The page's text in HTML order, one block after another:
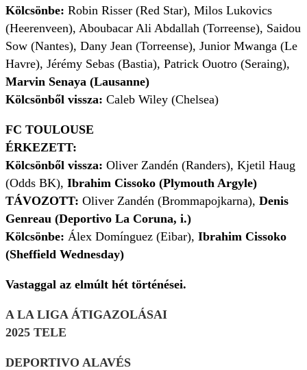
Kölcsönbe: Robin Risser (Red Star), Milos Lukovics
(Heerenveen), Aboubacar Ali Abdallah (Torreense), Saidou
Sow (Nantes), Dany Jean (Torreense), Junior Mwanga (Le
Havre), Jérémy Sebas (Bastia), Patrick Ouotro (Seraing),
Marvin Senaya (Lausanne)
Kölcsönből vissza: Caleb Wiley (Chelsea)
FC TOULOUSE
ÉRKEZETT:
Kölcsönből vissza: Oliver Zandén (Randers), Kjetil Haug
(Odds BK), Ibrahim Cissoko (Plymouth Argyle)
TÁVOZOTT: Oliver Zandén (Brommapojkarna), Denis
Genreau (Deportivo La Coruna, i.)
Kölcsönbe: Álex Domínguez (Eibar), Ibrahim Cissoko
(Sheffield Wednesday)
Vastaggal az elmúlt hét történései.
A LA LIGA ÁTIGAZOLÁSAI
2025 TELE
DEPORTIVO ALAVÉS